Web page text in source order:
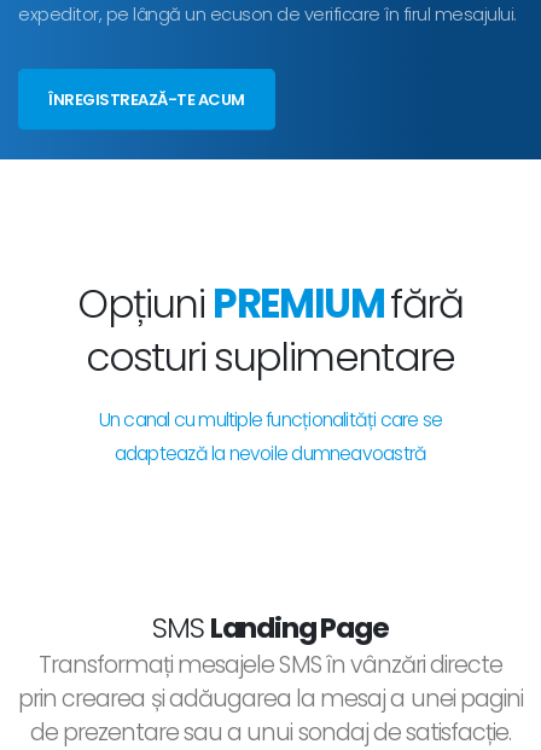
expeditor, pe lângă un ecuson de verificare în firul mesajului.
ÎNREGISTREAZĂ-TE ACUM
Opțiuni PREMIUMfără
costuri suplimentare
Un canal cu multiple funcționalități care se
adaptează la nevoile dumneavoastră
SMSLanding Page
Transformați mesajele SMS în vânzări directe
prin crearea și adăugarea la mesaj a unei pagini
de prezentare sau a unui sondaj de satisfacție.